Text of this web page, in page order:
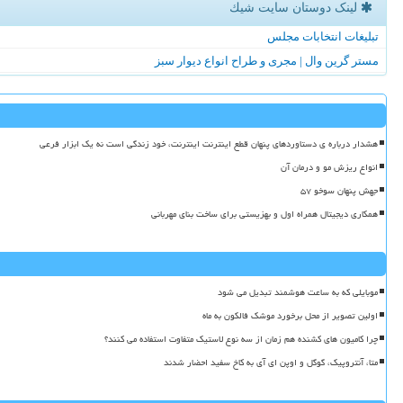
لینک دوستان سایت شیك
تبلیغات انتخابات مجلس
مستر گرین وال | مجری و طراح انواع دیوار سبز
هشدار درباره ی دستاوردهای پنهان قطع اینترنت اینترنت، خود زندگی است نه یک ابزار فرعی
انواع ریزش مو و درمان آن
جهش پنهان سوخو ۵۷
همکاری دیجیتال همراه اول و بهزیستی برای ساخت بنای مهربانی
موبایلی که به ساعت هوشمند تبدیل می شود
اولین تصویر از محل برخورد موشک فالکون به ماه
چرا کامیون های کشنده هم زمان از سه نوع لاستیک متفاوت استفاده می کنند؟
متا، آنتروپیک، گوگل و اوپن ای آی به کاخ سفید احضار شدند